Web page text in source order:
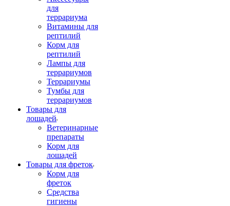
для
террариума
Витамины для
рептилий
Корм для
рептилий
Лампы для
террариумов
Террариумы
Тумбы для
террариумов
Товары для
лошадей
Ветеринарные
препараты
Корм для
лошадей
Товары для фреток
Корм для
фреток
Средства
гигиены